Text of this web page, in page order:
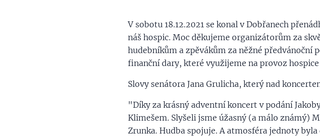
V sobotu 18.12.2021 se konal v Dobřanech
náš hospic. Moc děkujeme organizátorům za
hudebníkům a zpěvákům za něžné předvánoční
finanční dary, které využijeme na provoz
Slovy senátora Jana Grulicha, který nad
"Díky za krásný adventní koncert v podání
Klimešem. Slyšeli jsme úžasný (a málo známý)
Zrunka. Hudba spojuje. A atmosféra jednoty